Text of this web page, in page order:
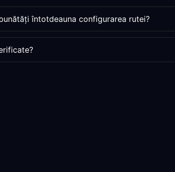
întotdeauna configurarea rutei?